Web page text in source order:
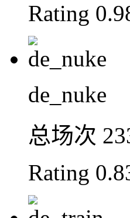
Rating
de_nuke
总场次
Rating